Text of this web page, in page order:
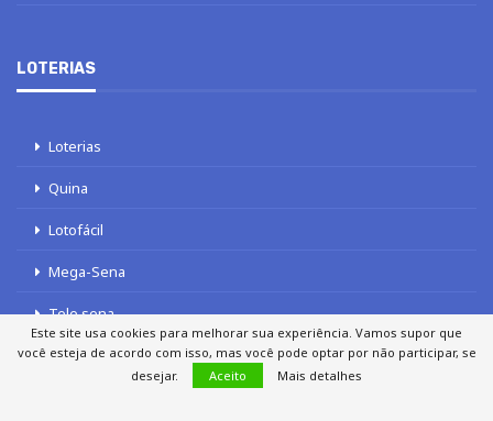
LOTERIAS
Loterias
Quina
Lotofácil
Mega-Sena
Tele sena
Este site usa cookies para melhorar sua experiência. Vamos supor que
você esteja de acordo com isso, mas você pode optar por não participar, se
desejar.
Aceito Mais detalhes